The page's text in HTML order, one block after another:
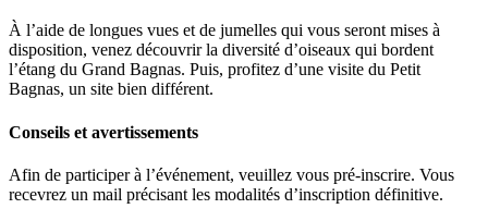
À l’aide de longues vues et de jumelles qui vous seront mises à
disposition, venez découvrir la diversité d’oiseaux qui bordent
l’étang du Grand Bagnas. Puis, profitez d’une visite du Petit
Bagnas, un site bien différent.
Conseils et avertissements
Afin de participer à l’événement, veuillez vous pré-inscrire. Vous
recevrez un mail précisant les modalités d’inscription définitive.